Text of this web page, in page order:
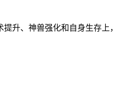
升、神兽强化和自身生存上，